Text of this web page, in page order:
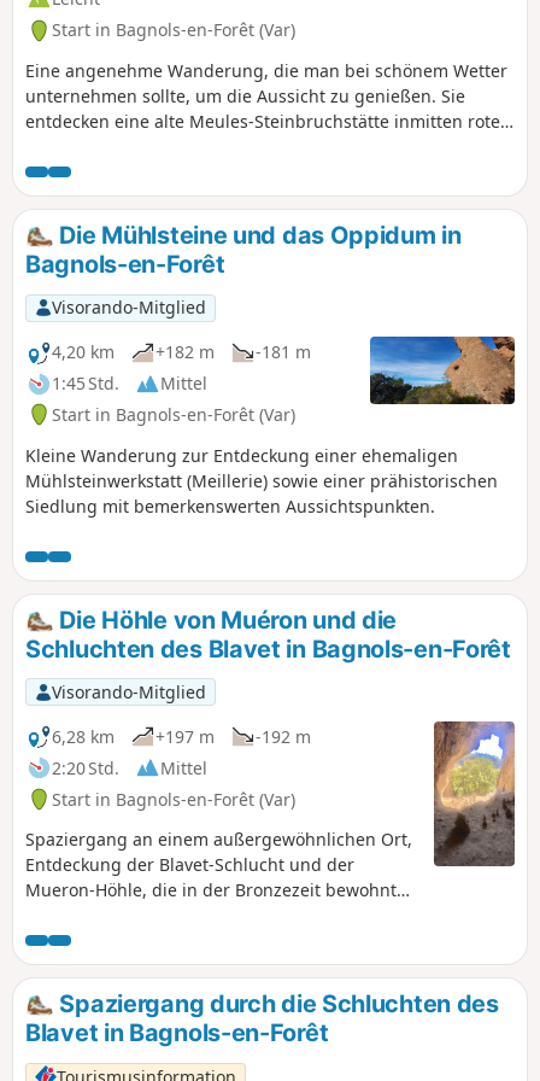
Start in Bagnols-en-Forêt (Var)
Eine angenehme Wanderung, die man bei schönem Wetter
unternehmen sollte, um die Aussicht zu genießen. Sie
entdecken eine alte Meules-Steinbruchstätte inmitten roter
Blick im Süden auf das Meer und die Ebene von Argens und
im Norden auf das Dorf und die Berge des Haut-Var.
Die Mühlsteine und das Oppidum in
Bagnols-en-Forêt
Visorando-Mitglied
4,20 km
+182 m
-181 m
1:45 Std.
Mittel
Start in Bagnols-en-Forêt (Var)
Kleine Wanderung zur Entdeckung einer ehemaligen
Mühlsteinwerkstatt (Meillerie) sowie einer prähistorischen
Siedlung mit bemerkenswerten Aussichtspunkten.
Die Höhle von Muéron und die
Schluchten des Blavet in Bagnols-en-Forêt
Visorando-Mitglied
6,28 km
+197 m
-192 m
2:20 Std.
Mittel
Start in Bagnols-en-Forêt (Var)
Spaziergang an einem außergewöhnlichen Ort,
Entdeckung der Blavet-Schlucht und der
Mueron-Höhle, die in der Bronzezeit bewohnt
Zwischensaison, vermeiden Sie Zeiten mit
starkem Regen.
Spaziergang durch die Schluchten des
Blavet in Bagnols-en-Forêt
Tourismusinformation